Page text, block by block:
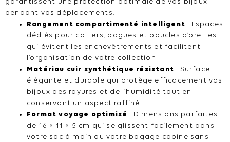
garantissent une protection optimale de vos bijoux
pendant vos déplacements.
Rangement compartimenté intelligent : Espaces
dédiés pour colliers, bagues et boucles d’oreilles
qui évitent les enchevêtrements et facilitent
l’organisation de votre collection
Matériau cuir synthétique résistant : Surface
élégante et durable qui protège efficacement vos
bijoux des rayures et de l’humidité tout en
conservant un aspect raffiné
Format voyage optimisé : Dimensions parfaites
de 16 × 11 × 5 cm qui se glissent facilement dans
votre sac à main ou votre bagage cabine sans